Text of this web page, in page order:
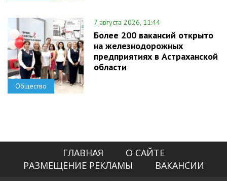
Общество
7 августа 2026, 11:44
Более 200 вакансий открыто
на железнодорожных
предприятиях в Астраханской
области
ГЛАВНАЯ
О САЙТЕ
РАЗМЕЩЕНИЕ РЕКЛАМЫ
ВАКАНСИИ